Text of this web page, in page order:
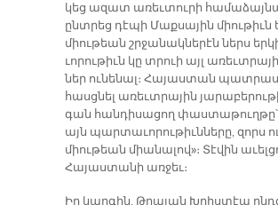
կեց ա­զատ ա­ռեւ­տու­րի
ընտ­րեց դէ­պի Մաք­սա­յին միու­թիւն
միու­թեան շրջա­նակ­նե­րէն ներս
ւո­րու­թիւն կը տրուի այլ
ներ ու­նե­նալ։ Հա­յաս­տան
հասց­նել ա­ռեւտ­րա­յին
գան հան­դի­սա­ցող փաս­տա­թուղ­թը՝
այն պար­տա­ւո­րու­թիւն­նե­րը, զորս
միու­թեան միա­նա­լով»։ Տէ­վին
Հա­յաս­տա­նի առ­ջեւ։
Իր կար­գին, Թրա­յան Խրիս­տէա